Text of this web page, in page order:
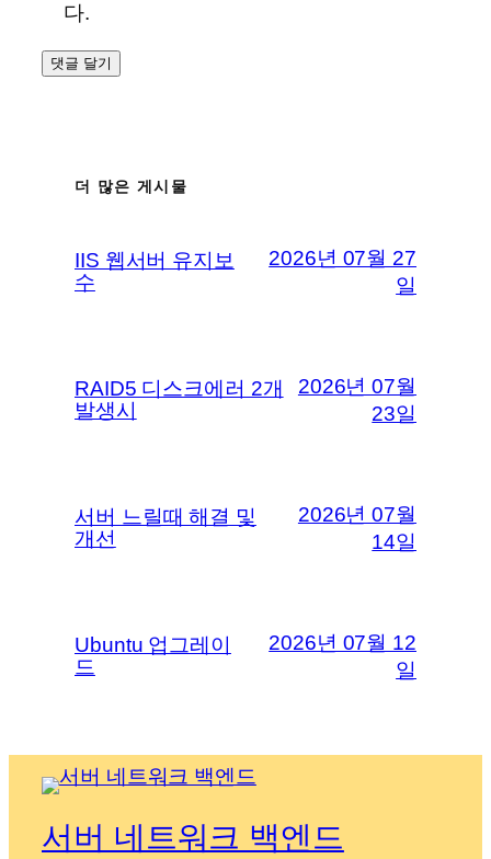
다.
더 많은 게시물
IIS 웹서버 유지보
수
2026년 07월 27
일
RAID5 디스크에러 2개
발생시
2026년 07월
23일
서버 느릴때 해결 및
개선
2026년 07월
14일
Ubuntu 업그레이
드
2026년 07월 12
일
서버 네트워크 백엔드